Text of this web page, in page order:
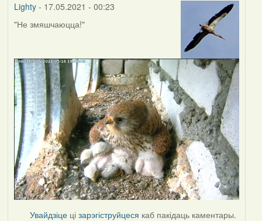
Lighty- 17.05.2021 - 00:23
"Не змяшчаюцца!"
Увайдзіце цізарэгіструйцеся каб пакідаць каментары.